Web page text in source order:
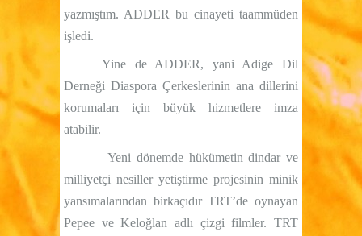
yazmıştım. ADDER bu cinayeti taammüden
işledi.
Yine de ADDER, yani Adige Dil
Derneği Diaspora Çerkeslerinin ana dillerini
korumaları için büyük hizmetlere imza
atabilir.
Yeni dönemde hükümetin dindar ve
milliyetçi nesiller yetiştirme projesinin minik
yansımalarından birkaçıdır TRT’de oynayan
Pepee ve Keloğlan adlı çizgi filmler. TRT